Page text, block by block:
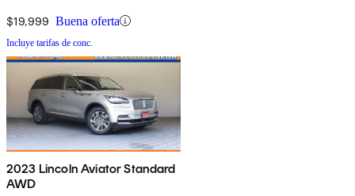
$19,999 Buena oferta
Incluye tarifas de conc.
2023 Lincoln Aviator Standard
AWD